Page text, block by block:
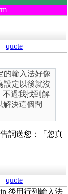
quote
的輸入法好像
設定以後就沒
不過我找到解
解決這個問
詞送您：「您真
quote
後用行列輸入法